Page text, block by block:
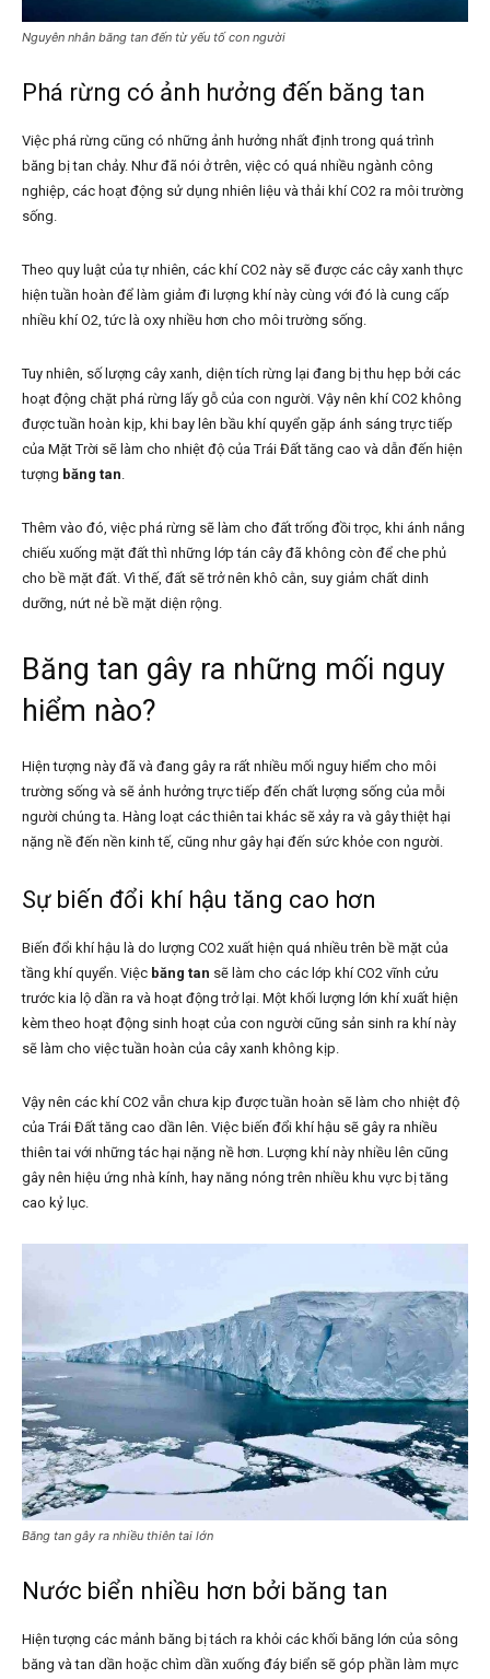
Nguyên nhân băng tan đến từ yếu tố con người
Phá rừng có ảnh hưởng đến băng tan
Việc phá rừng cũng có những ảnh hưởng nhất định trong quá trình
băng bị tan chảy. Như đã nói ở trên, việc có quá nhiều ngành công
nghiệp, các hoạt động sử dụng nhiên liệu và thải khí CO2 ra môi trường
sống.
Theo quy luật của tự nhiên, các khí CO2 này sẽ được các cây xanh thực
hiện tuần hoàn để làm giảm đi lượng khí này cùng với đó là cung cấp
nhiều khí O2, tức là oxy nhiều hơn cho môi trường sống.
Tuy nhiên, số lượng cây xanh, diện tích rừng lại đang bị thu hẹp bởi các
hoạt động chặt phá rừng lấy gỗ của con người. Vậy nên khí CO2 không
được tuần hoàn kịp, khi bay lên bầu khí quyển gặp ánh sáng trực tiếp
của Mặt Trời sẽ làm cho nhiệt độ của Trái Đất tăng cao và dẫn đến hiện
tượng băng tan.
Thêm vào đó, việc phá rừng sẽ làm cho đất trống đồi trọc, khi ánh nắng
chiếu xuống mặt đất thì những lớp tán cây đã không còn để che phủ
cho bề mặt đất. Vì thế, đất sẽ trở nên khô cằn, suy giảm chất dinh
dưỡng, nứt nẻ bề mặt diện rộng.
Băng tan gây ra những mối nguy
hiểm nào?
Hiện tượng này đã và đang gây ra rất nhiều mối nguy hiểm cho môi
trường sống và sẽ ảnh hưởng trực tiếp đến chất lượng sống của mỗi
người chúng ta. Hàng loạt các thiên tai khác sẽ xảy ra và gây thiệt hại
nặng nề đến nền kinh tế, cũng như gây hại đến sức khỏe con người.
Sự biến đổi khí hậu tăng cao hơn
Biến đổi khí hậu là do lượng CO2 xuất hiện quá nhiều trên bề mặt của
tầng khí quyển. Việc băng tan sẽ làm cho các lớp khí CO2 vĩnh cửu
trước kia lộ dần ra và hoạt động trở lại. Một khối lượng lớn khí xuất hiện
kèm theo hoạt động sinh hoạt của con người cũng sản sinh ra khí này
sẽ làm cho việc tuần hoàn của cây xanh không kịp.
Vậy nên các khí CO2 vẫn chưa kịp được tuần hoàn sẽ làm cho nhiệt độ
của Trái Đất tăng cao dần lên. Việc biến đổi khí hậu sẽ gây ra nhiều
thiên tai với những tác hại nặng nề hơn. Lượng khí này nhiều lên cũng
gây nên hiệu ứng nhà kính, hay năng nóng trên nhiều khu vực bị tăng
cao kỷ lục.
Băng tan gây ra nhiều thiên tai lớn
Nước biển nhiều hơn bởi băng tan
Hiện tượng các mảnh băng bị tách ra khỏi các khối băng lớn của sông
băng và tan dần hoặc chìm dần xuống đáy biển sẽ góp phần làm mực